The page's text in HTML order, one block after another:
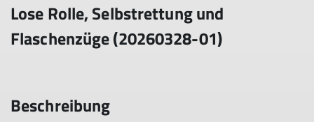
Lose Rolle, Selbstrettung und
Flaschenzüge (20260328-01)
Beschreibung